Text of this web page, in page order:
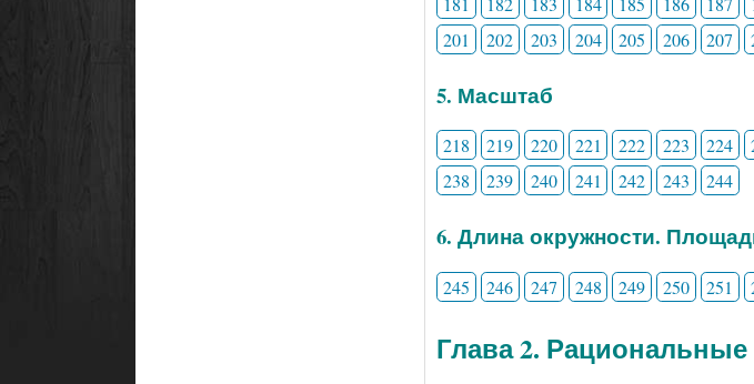
201
202 203 204 205 206 207
5. Масштаб
218 219 220 221 222 223 224
238
239 240 241 242 243 244
6. Длина окружности.
245 246 247 248 249 250 251
Глава 2.